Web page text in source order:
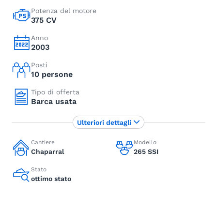
Potenza del motore
375 CV
Anno
2003
Posti
10 persone
Tipo di offerta
Barca usata
Cantiere
Chaparral
Modello
265 SSI
Stato
ottimo stato
Ulteriori dettagli